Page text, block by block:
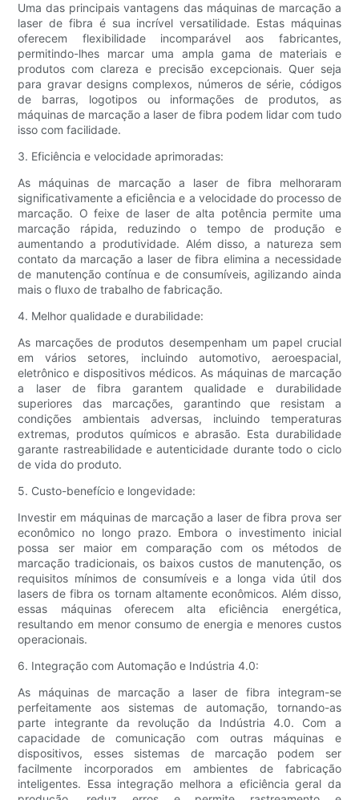
Uma das principais vantagens das máquinas de marcação a
laser de fibra é sua incrível versatilidade. Estas máquinas
oferecem flexibilidade incomparável aos fabricantes,
permitindo-lhes marcar uma ampla gama de materiais e
produtos com clareza e precisão excepcionais. Quer seja
para gravar designs complexos, números de série, códigos
de barras, logotipos ou informações de produtos, as
máquinas de marcação a laser de fibra podem lidar com tudo
isso com facilidade.
3. Eficiência e velocidade aprimoradas:
As máquinas de marcação a laser de fibra melhoraram
significativamente a eficiência e a velocidade do processo de
marcação. O feixe de laser de alta potência permite uma
marcação rápida, reduzindo o tempo de produção e
aumentando a produtividade. Além disso, a natureza sem
contato da marcação a laser de fibra elimina a necessidade
de manutenção contínua e de consumíveis, agilizando ainda
mais o fluxo de trabalho de fabricação.
4. Melhor qualidade e durabilidade:
As marcações de produtos desempenham um papel crucial
em vários setores, incluindo automotivo, aeroespacial,
eletrônico e dispositivos médicos. As máquinas de marcação
a laser de fibra garantem qualidade e durabilidade
superiores das marcações, garantindo que resistam a
condições ambientais adversas, incluindo temperaturas
extremas, produtos químicos e abrasão. Esta durabilidade
garante rastreabilidade e autenticidade durante todo o ciclo
de vida do produto.
5. Custo-benefício e longevidade:
Investir em máquinas de marcação a laser de fibra prova ser
econômico no longo prazo. Embora o investimento inicial
possa ser maior em comparação com os métodos de
marcação tradicionais, os baixos custos de manutenção, os
requisitos mínimos de consumíveis e a longa vida útil dos
lasers de fibra os tornam altamente econômicos. Além disso,
essas máquinas oferecem alta eficiência energética,
resultando em menor consumo de energia e menores custos
operacionais.
6. Integração com Automação e Indústria 4.0:
As máquinas de marcação a laser de fibra integram-se
perfeitamente aos sistemas de automação, tornando-as
parte integrante da revolução da Indústria 4.0. Com a
capacidade de comunicação com outras máquinas e
dispositivos, esses sistemas de marcação podem ser
facilmente incorporados em ambientes de fabricação
inteligentes. Essa integração melhora a eficiência geral da